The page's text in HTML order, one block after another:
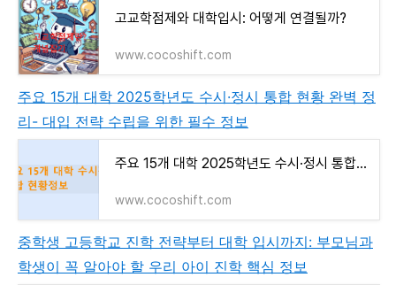
고교학점제와 대학입시: 어떻게 연결될까?
www.cocoshift.com
주요 15개 대학 2025학년도 수시·정시 통합 현황 완벽 정
리- 대입 전략 수립을 위한 필수 정보
주요 15개 대학 2025학년도 수시·정시 통합 현황 완벽 정리- 대입 전략 수립을 위한 필수 정보
www.cocoshift.com
중학생 고등학교 진학 전략부터 대학 입시까지: 부모님과
학생이 꼭 알아야 할 우리 아이 진학 핵심 정보